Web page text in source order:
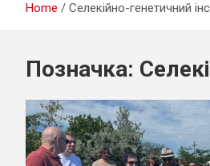
Home Селекійно-генетичний
Позначка: